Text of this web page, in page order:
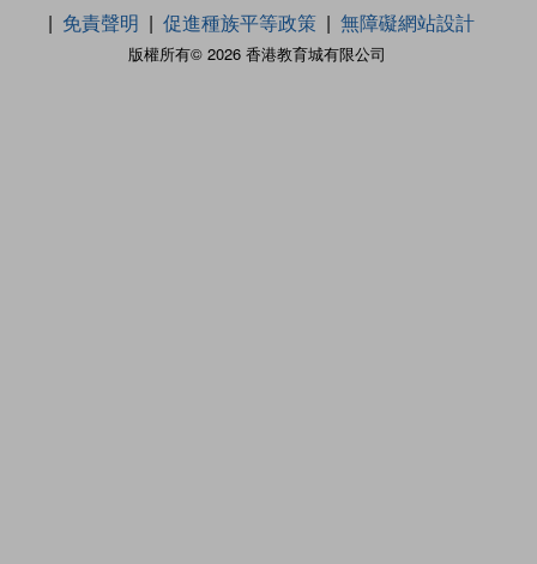
版權所有© 2026 香港教育城有限公司
免責聲明
促進種族平等政策 無障礙網站設計